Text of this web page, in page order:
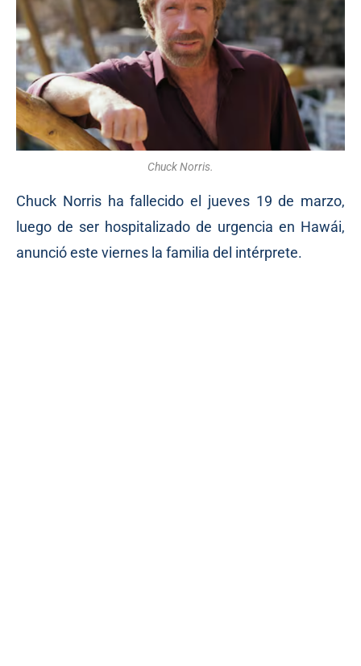
Chuck Norris.
Chuck Norris ha fallecido el jueves 19 de marzo,
luego de ser hospitalizado de urgencia en Hawái,
anunció este viernes la familia del intérprete.